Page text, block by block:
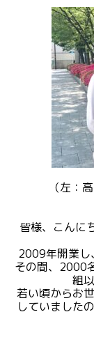
（左：
皆様、こんに
2009年開業し
その間、2000
組
若い頃からお
していました